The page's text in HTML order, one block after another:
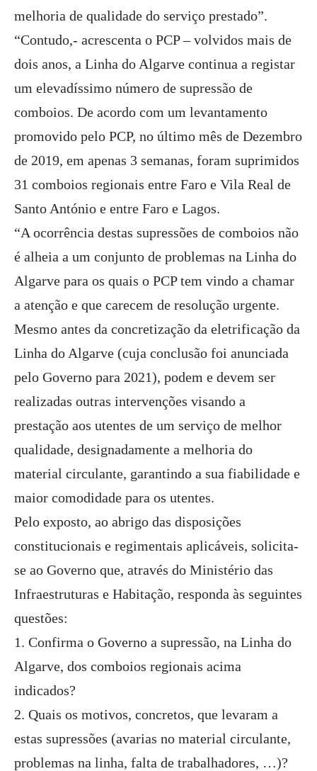
melhoria de qualidade do serviço prestado”.
“Contudo,- acrescenta o PCP – volvidos mais de
dois anos, a Linha do Algarve continua a registar
um elevadíssimo número de supressão de
comboios. De acordo com um levantamento
promovido pelo PCP, no último mês de Dezembro
de 2019, em apenas 3 semanas, foram suprimidos
31 comboios regionais entre Faro e Vila Real de
Santo António e entre Faro e Lagos.
“A ocorrência destas supressões de comboios não
é alheia a um conjunto de problemas na Linha do
Algarve para os quais o PCP tem vindo a chamar
a atenção e que carecem de resolução urgente.
Mesmo antes da concretização da eletrificação da
Linha do Algarve (cuja conclusão foi anunciada
pelo Governo para 2021), podem e devem ser
realizadas outras intervenções visando a
prestação aos utentes de um serviço de melhor
qualidade, designadamente a melhoria do
material circulante, garantindo a sua fiabilidade e
maior comodidade para os utentes.
Pelo exposto, ao abrigo das disposições
constitucionais e regimentais aplicáveis, solicita-
se ao Governo que, através do Ministério das
Infraestruturas e Habitação, responda às seguintes
questões:
1. Confirma o Governo a supressão, na Linha do
Algarve, dos comboios regionais acima
indicados?
2. Quais os motivos, concretos, que levaram a
estas supressões (avarias no material circulante,
problemas na linha, falta de trabalhadores, …)?